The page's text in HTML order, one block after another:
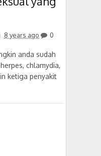
8 years ago 0
anda sudah
chlamydia,
ketiga penyakit